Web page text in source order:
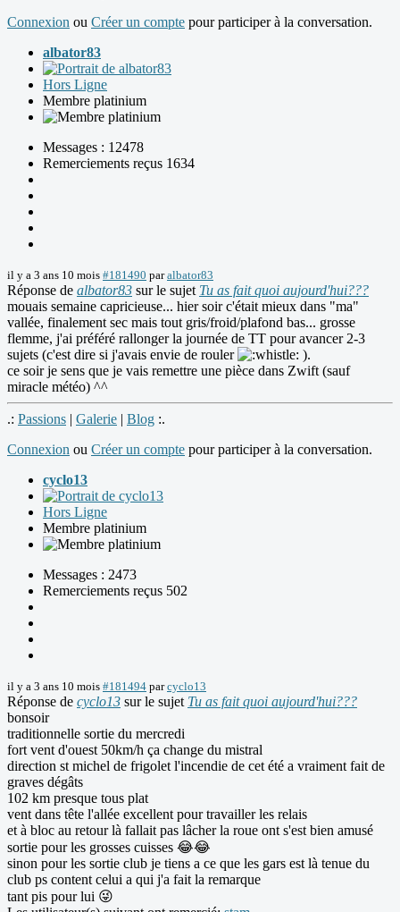
Connexion ou Créer un compte pour participer à la conversation.
albator83
Hors Ligne
Membre platinium
Messages : 12478
Remerciements reçus 1634
il y a 3 ans 10 mois #181490 paralbator83
Réponse de albator83 sur le sujet Tu as fait quoi aujourd'hui???
mouais semaine capricieuse... hier soir c'était mieux dans "ma"
vallée, finalement sec mais tout gris/froid/plafond bas... grosse
flemme, j'ai préféré rallonger la journée de TT pour avancer 2-3
sujets (c'est dire si j'avais envie de rouler
).
ce soir je sens que je vais remettre une pièce dans Zwift (sauf
miracle météo) ^^
.: Passions | Galerie | Blog :.
Connexion ou Créer un compte pour participer à la conversation.
cyclo13
Hors Ligne
Membre platinium
Messages : 2473
Remerciements reçus 502
il y a 3 ans 10 mois #181494 parcyclo13
Réponse de cyclo13 sur le sujet Tu as fait quoi aujourd'hui???
bonsoir
traditionnelle sortie du mercredi
fort vent d'ouest 50km/h ça change du mistral
direction st michel de frigolet l'incendie de cet été a vraiment fait de
graves dégâts
102 km presque tous plat
vent dans tête l'allée excellent pour travailler les relais
et à bloc au retour là fallait pas lâcher la roue ont s'est bien amusé
sortie pour les grosses cuisses 😂😂
sinon pour les sortie club je tiens a ce que les gars est là tenue du
club ps content celui a qui j'a fait la remarque
tant pis pour lui 😜